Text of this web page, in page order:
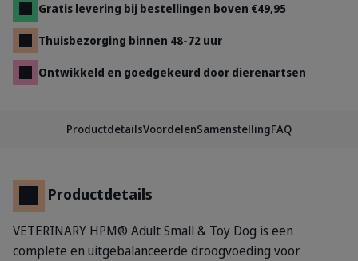
Gratis levering bij bestellingen boven €49,95
Thuisbezorging binnen 48-72 uur
Ontwikkeld en goedgekeurd door dierenartsen
ProductdetailsVoordelenSamenstellingFAQ
Productdetails
VETERINARY HPM® Adult Small & Toy Dog is een
complete en uitgebalanceerde droogvoeding voor